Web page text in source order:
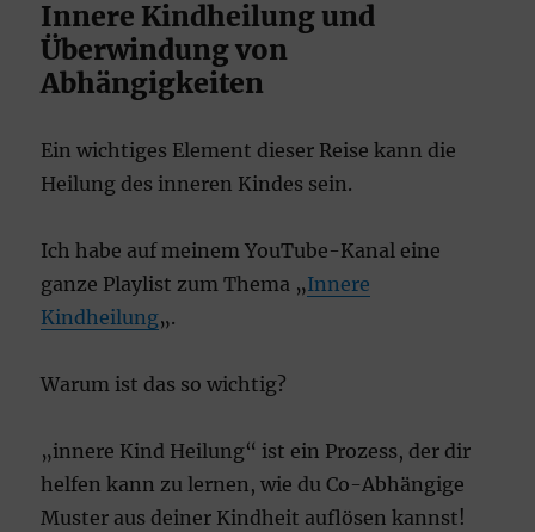
Innere Kindheilung und
Überwindung von
Abhängigkeiten
Ein wichtiges Element dieser Reise kann die
Heilung des inneren Kindes sein.
Ich habe auf meinem YouTube-Kanal eine
ganze Playlist zum Thema „Innere
Kindheilung„.
Warum ist das so wichtig?
„innere Kind Heilung“ ist ein Prozess, der dir
helfen kann zu lernen, wie du Co-Abhängige
Muster aus deiner Kindheit auflösen kannst!